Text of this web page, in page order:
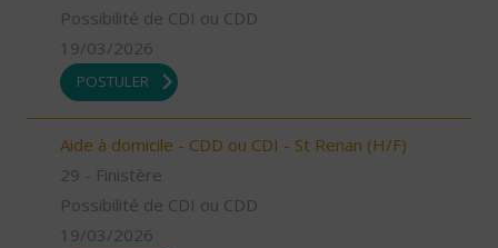
Possibilité de CDI ou CDD
19/03/2026
POSTULER
Aide à domicile - CDD ou CDI - St Renan (H/F)
29 - Finistère
Possibilité de CDI ou CDD
19/03/2026